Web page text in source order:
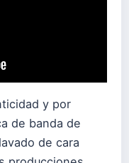
y por
de banda de
de cara